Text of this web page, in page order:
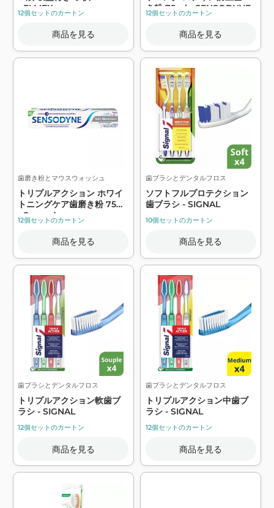
- ELMEX
12個セットのカートン
商品を見る
き粉 75ml - SENSODYNE
12個セットのカートン
商品を見る
歯磨き粉とマウスウォッシュ
トリプルアクション ホワイ
トニングケア歯磨き粉 75ml
- Sensodyne
12個セットのカートン
商品を見る
歯ブラシとデンタルフロス
ソフトフルプロテクション
歯ブラシ - SIGNAL
10個セットのカートン
商品を見る
歯ブラシとデンタルフロス
トリプルアクション軟歯ブ
ラシ - SIGNAL
12個セットのカートン
商品を見る
歯ブラシとデンタルフロス
トリプルアクション中歯ブ
ラシ - SIGNAL
12個セットのカートン
商品を見る